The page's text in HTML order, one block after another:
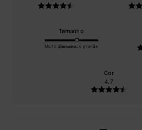
Tamanho
Muito pequeno
Demasiado grande
Cor
4.7